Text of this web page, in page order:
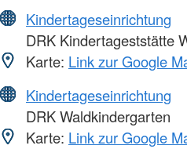
Kindertageseinrichtung
DRK Kindertageststätte
Karte: Link zur Google
Kindertageseinrichtung
DRK Waldkindergarten
Karte: Link zur Google